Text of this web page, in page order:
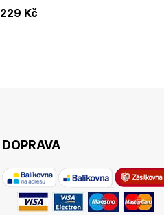
vína.Vychutnejte si své oblíbené víno z...
229 Kč
DOPRAVA